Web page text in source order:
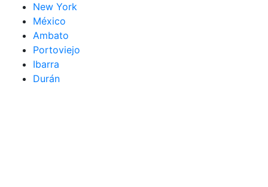
New York
México
Ambato
Portoviejo
Ibarra
Durán